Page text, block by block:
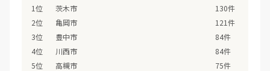
茨木市
130件
亀岡市
121件
豊中市
84件
川西市
84件
高槻市
75件